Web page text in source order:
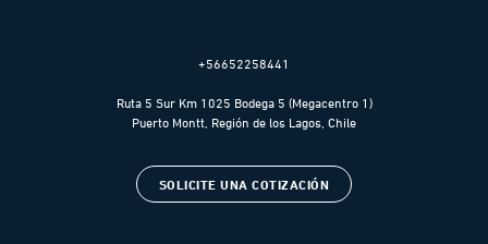
+56652258441
Ruta 5 Sur Km 1025 Bodega 5 (Megacentro 1)
Puerto Montt, Región de los Lagos, Chile
SOLICITE UNA COTIZACIÓN